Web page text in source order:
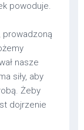
powoduje.
prowadzoną
nasze
siły, aby
Żeby
dojrzenie